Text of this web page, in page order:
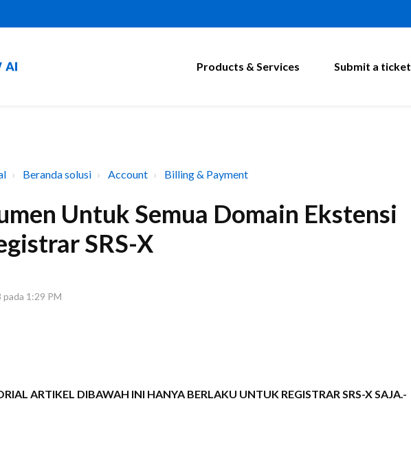
Products & Services Submit a ticket
Beranda solusi Account Billing & Payment
Untuk Semua Domain Ekstensi
SRS-X
pada 1:29 PM
ARTIKEL DIBAWAH INI HANYA BERLAKU UNTUK REGISTRAR SRS-X SAJA.-